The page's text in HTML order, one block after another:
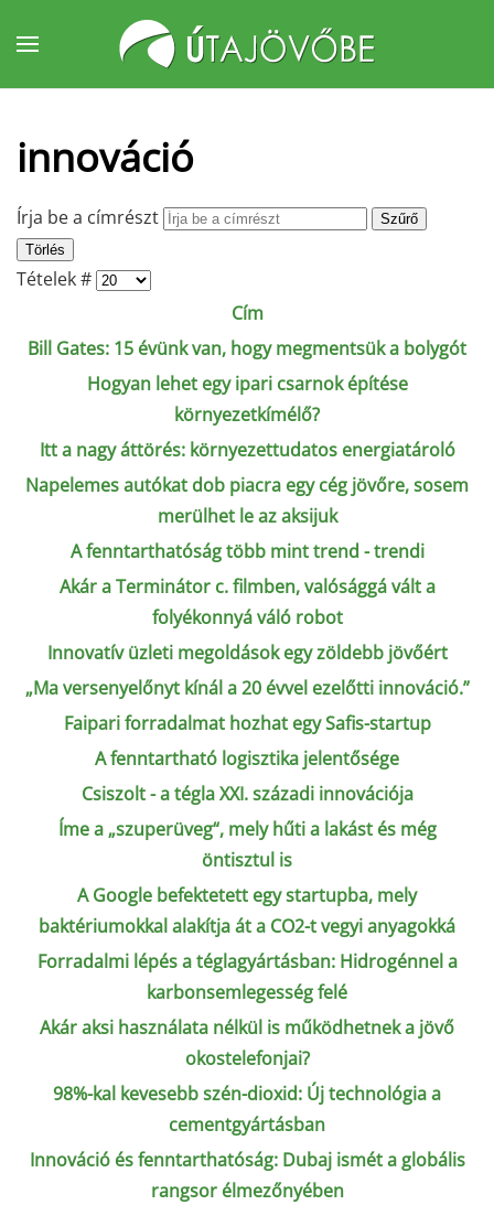
Fő tartalom átugrása
innováció
Írja be a címrészt
Szűrő
Törlés
Tételek #
Cím
Bill Gates: 15 évünk van, hogy megmentsük a bolygót
Hogyan lehet egy ipari csarnok építése
környezetkímélő?
Itt a nagy áttörés: környezettudatos energiatároló
Napelemes autókat dob piacra egy cég jövőre, sosem
merülhet le az aksijuk
A fenntarthatóság több mint trend - trendi
Akár a Terminátor c. filmben, valósággá vált a
folyékonnyá váló robot
Innovatív üzleti megoldások egy zöldebb jövőért
„Ma versenyelőnyt kínál a 20 évvel ezelőtti innováció.”
Faipari forradalmat hozhat egy Safis-startup
A fenntartható logisztika jelentősége
Csiszolt - a tégla XXI. századi innovációja
Íme a „szuperüveg“, mely hűti a lakást és még
öntisztul is
A Google befektetett egy startupba, mely
baktériumokkal alakítja át a CO2-t vegyi anyagokká
Forradalmi lépés a téglagyártásban: Hidrogénnel a
karbonsemlegesség felé
Akár aksi használata nélkül is működhetnek a jövő
okostelefonjai?
98%-kal kevesebb szén-dioxid: Új technológia a
cementgyártásban
Innováció és fenntarthatóság: Dubaj ismét a globális
rangsor élmezőnyében